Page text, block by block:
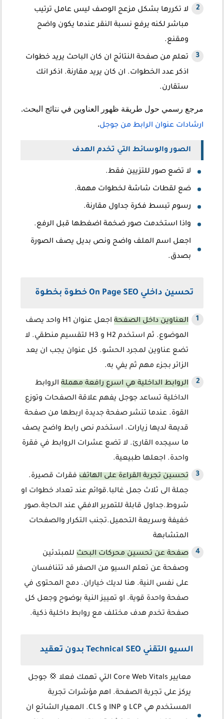
لا تكررها بشكل مزعج الوصف ليس عامل ترتيب
مباشر لكنه يرفع نسبة النقر عندما يكون واضح
ومقنع.
تعلم من صفحة النتائج ان كان الباحث يريد خطوات
اذكر عدد الخطوات. ان كان يريد مقارنة. اذكر انك
ستقارن.
مرجع رسمي حول طريقة ظهور العناوين في نتائج البحث.
ارشادات عنوان الرابط من جوجل.
الصور والوسائط التي تخدم الهدف
لا تضع صور للتزيين فقط.
ضع لقطات شاشة لخطوات مهمة.
رسوم تبسط فكرة جداول مقارنة.
واذا استخدمت صور ضخمة اضغطها قبل الرفع.
اجعل اسم الملف واضح ونص بديل يصف الصورة
بصدق.
تحسين داخلي On Page SEO خطوة بخطوة
العناوين داخل الصفحة
اجعل عنوان H1 واحد يصف
الموضوع. ثم استخدم H2 و H3 لتقسيم منطقي. لا
تضع عناوين لمجرد الحشو. كل عنوان يجب ان يعد
الزائر بجزء مهم ثم يفي به.
الروابط الداخلية هي اسرع رافعة مهملة الروابط
الداخلية تساعد جوجل يفهم علاقة الصفحات وتوزع
القوة. عندما تنشر صفحة جديدة اربطها من صفحة
قديمة لديها زيارات. استخدم نص رابط واضح يصف
ما سيجده القارئ. لا تضع عشرات الروابط في فقرة
واحدة. اجعلها طبيعية.
تحسين تجربة القراءة على الهاتف فقرات قصيرة.
جملة الى ثلاث جمل غالبا.قوائم عند تعداد خطوات او
شروط.جداول قابلة للتمرير الافقي عند الحاجة.صور
خفيفة وسريعة التحميل.تجنب التكرار والصفحات
المتشابهة
صفحة عن تحسين محركات البحث للمبتدئين
وصفحة عن تعلم السيو من الصفر قد تتنافسان
على نفس النية. هنا لديك خياران. دمج المحتوى في
صفحة واحدة قوية. او تمييز النية بوضوح وجعل كل
صفحة تخدم هدف مختلف مع روابط داخلية ذكية.
السيو التقني Technical SEO بدون تعقيد
معايير Core Web Vitals التي تهمك فعلا 💢 جوجل
يركز على تجربة الصفحة. اهم مؤشرات تجربة
المستخدم هي LCP و INP و CLS. المعيار الشائع ان